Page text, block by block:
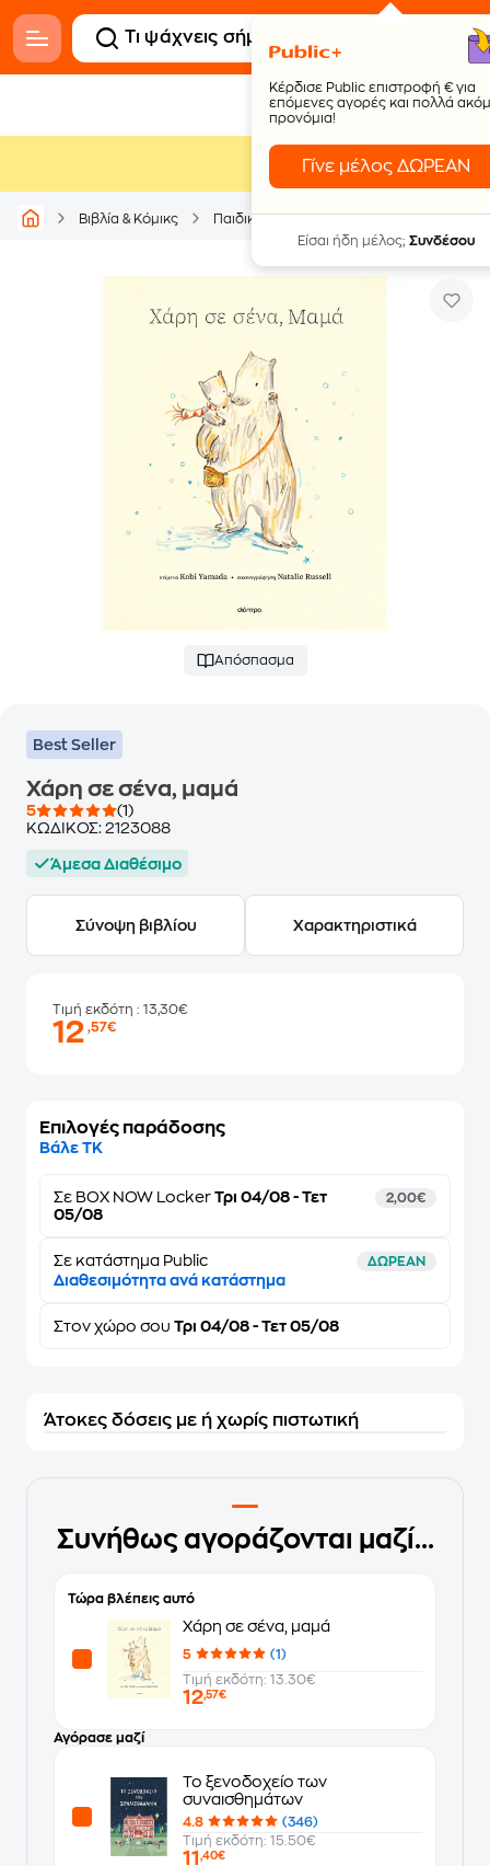
Κέρδισε Public επιστροφή € για
επόμενες αγορές και πολλά
προνόμια!
Γίνε μέλος ΔΩΡΕΑΝ
Είσαι ήδη μέλος; Συνδέσου
Βιβλία & Κόμικς Παιδικά - Νεανικά βιβλία Παραμύθια
Απόσπασμα
Best Seller
Χάρη σε σένα, μαμά
5
(1)
ΚΩΔΙΚΟΣ: 2123088
Άμεσα Διαθέσιμο
Σύνοψη βιβλίου Χαρακτηριστικά
Τιμή εκδότη : 13,30€
12,57€
Επιλογές παράδοσης
Βάλε ΤΚ
Σε BOX NOW Locker Τρι 04/08 - Τετ
05/08
2,00€
Σε κατάστημα Public ΔΩΡΕΑΝ
Διαθεσιμότητα ανά κατάστημα
Στον χώρο σου Τρι 04/08 - Τετ 05/08
Άτοκες δόσεις με ή χωρίς πιστωτική
Συνήθως αγοράζονται μαζί...
Τώρα βλέπεις αυτό
Χάρη σε σένα, μαμά
5
(1)
Τιμή εκδότη: 13.30€
12,57€
Αγόρασε μαζί
Το ξενοδοχείο των
συναισθημάτων
4.8
(346)
Τιμή εκδότη: 15.50€
11 ,40€